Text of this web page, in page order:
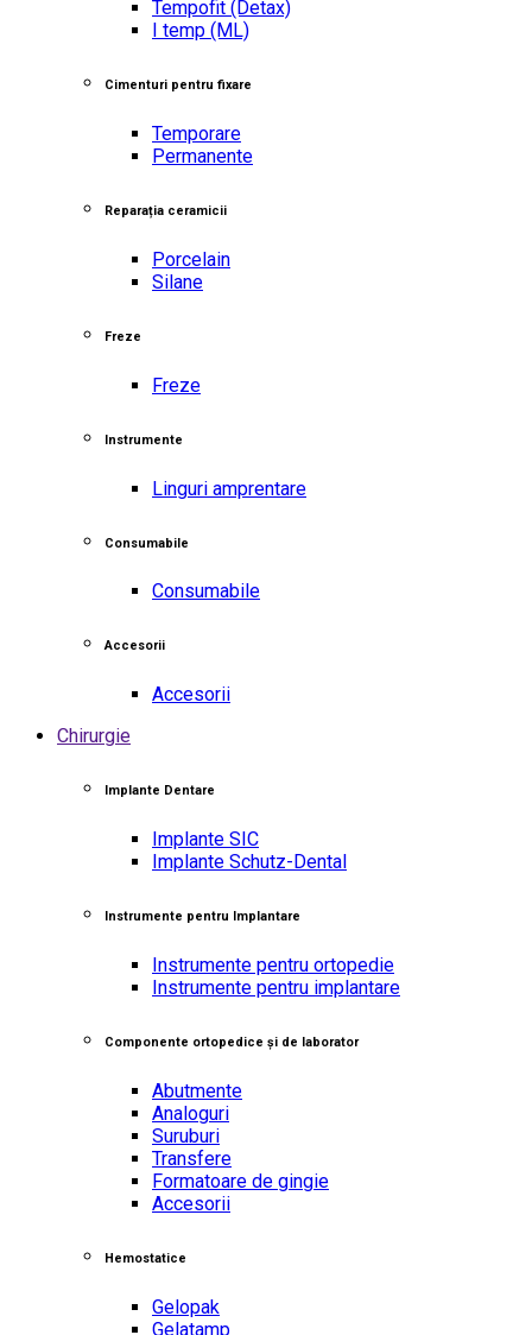
Tempofit (Detax)
I temp (ML)
Cimenturi pentru fixare
Temporare
Permanente
Reparația ceramicii
Porcelain
Silane
Freze
Freze
Instrumente
Linguri amprentare
Consumabile
Consumabile
Accesorii
Accesorii
Chirurgie
Implante Dentare
Implante SIC
Implante Schutz-Dental
Instrumente pentru Implantare
Instrumente pentru ortopedie
Instrumente pentru implantare
Componente ortopedice și de laborator
Abutmente
Analoguri
Suruburi
Transfere
Formatoare de gingie
Accesorii
Hemostatice
Gelopak
Gelatamp